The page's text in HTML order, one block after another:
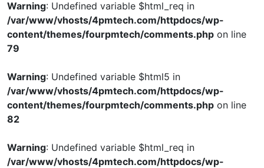
Warning: Undefined variable $html_req in
/var/www/vhosts/4pmtech.com/httpdocs/wp-
content/themes/fourpmtech/comments.php on line
79
Warning: Undefined variable $html5 in
/var/www/vhosts/4pmtech.com/httpdocs/wp-
content/themes/fourpmtech/comments.php on line
82
Warning: Undefined variable $html_req in
/var/www/vhosts/4pmtech.com/httpdocs/wp-